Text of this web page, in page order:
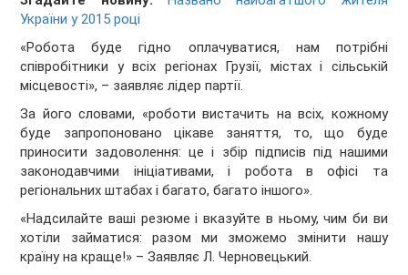
України у 2015 році
«Робота буде гідно оплачуватися, нам потрібні
співробітники у всіх регіонах Грузії, містах і сільській
місцевості», – заявляє лідер партії.
За його словами, «роботи вистачить на всіх, кожному
буде запропоновано цікаве заняття, то, що буде
приносити задоволення: це і збір підписів під нашими
законодавчими ініціативами, і робота в офісі та
регіональних штабах і багато, багато іншого».
«Надсилайте ваші резюме і вказуйте в ньому, чим би ви
хотіли займатися: разом ми зможемо змінити нашу
країну на краще!» – Заявляє Л. Черновецький.